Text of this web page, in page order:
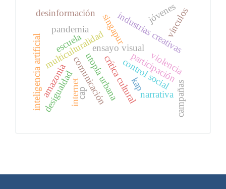
ensayo visual
singapur
control social
multiculturalidad
utopía urbanacrítica cultural
industrias creativas
comunicación
vínculos
desigualdad
pandemia
desinformación
escuela
internet narrativa
jóvenes
participación
amazonia
inteligencia artificial violencia
campañas
cap
kap